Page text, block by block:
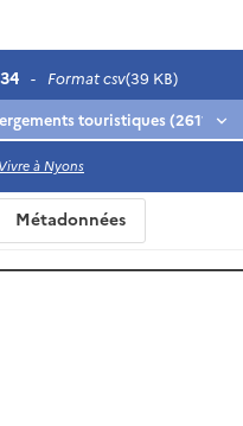
- Format csv(39 KB)
Vivre à Nyons
Métadonnées